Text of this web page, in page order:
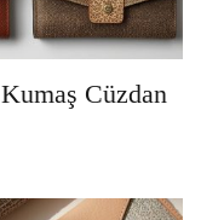
Cüzdan